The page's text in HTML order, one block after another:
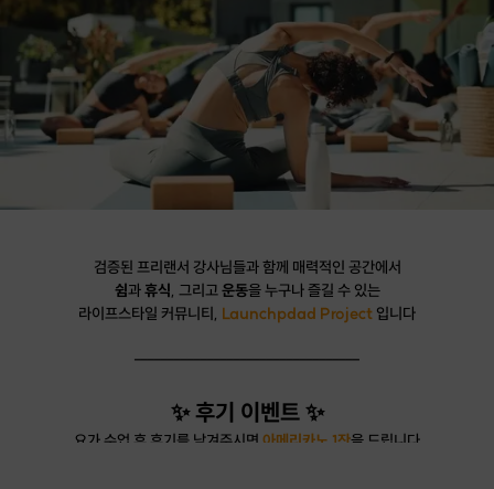
검증된 프리랜서 강사님들과 함께 매력적인 공간에서
쉼과휴식, 그리고운동을 누구나 즐길 수 있는
라이프스타일 커뮤니티, Launchpdad Project 입니다
----------------------------------
✨ 후기 이벤트 ✨
요가 수업 후 후기를 남겨주시면 아메리카노 1잔을 드립니다